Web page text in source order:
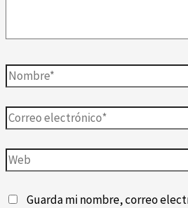
Nombre*
Correo
electrónico*
Web
Guarda mi nombre, correo